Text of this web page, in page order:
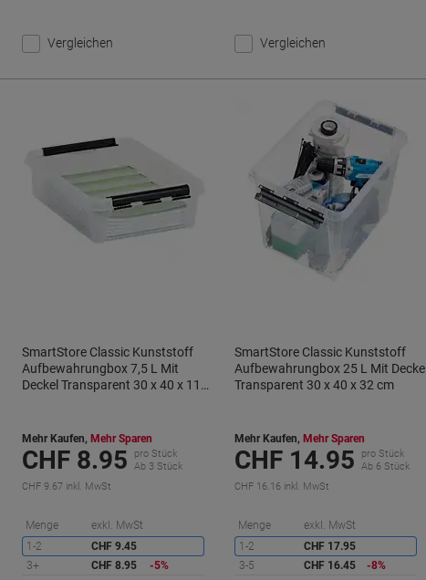
Vergleichen Vergleichen
sparen
SmartStore Classic Kunststoff
Aufbewahrungbox 7,5 L Mit
Deckel Transparent 30 x 40 x 11
Mehr Kaufen, Mehr Sparen
CHF 8.95
pro Stück
Ab 3 Stück
CHF 9.67 inkl. MwSt
Menge exkl. MwSt
sparen
1-2
CHF 9.45
3+
CHF 8.95 -5%
SmartStore Classic Kunststoff
Aufbewahrungbox 25 L Mit Deckel
Transparent 30 x 40 x 32 cm
Mehr Kaufen, Mehr Sparen
CHF 14.95
pro Stück
Ab 6 Stück
CHF 16.16 inkl. MwSt
Menge exkl. MwSt
1-2
CHF 17.95
3-5
CHF 16.45
-8%